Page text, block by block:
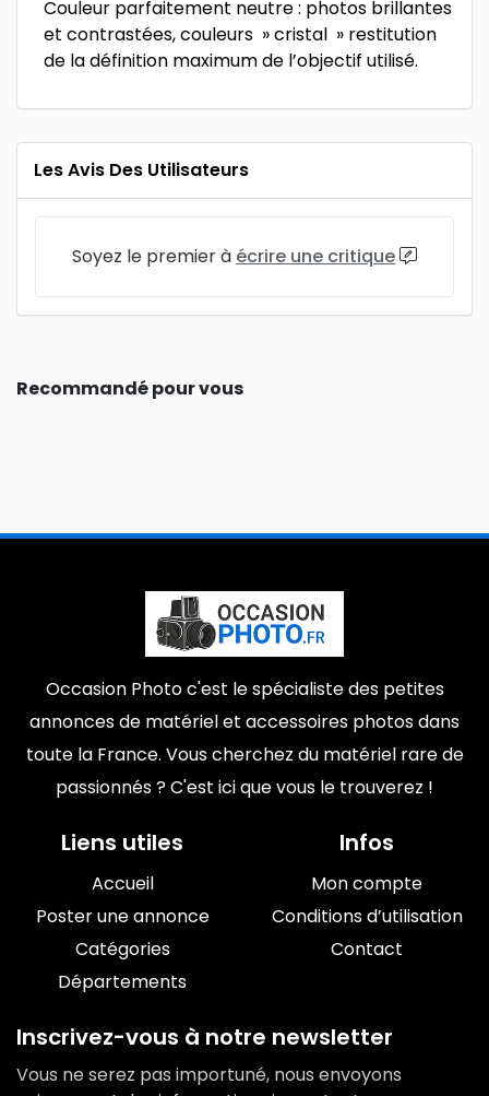
Couleur parfaitement neutre : photos brillantes
et contrastées, couleurs » cristal » restitution
de la définition maximum de l’objectif utilisé.
Les Avis Des Utilisateurs
Soyez le premier à écrire une critique
Recommandé pour vous
Occasion Photo c'est le spécialiste des petites
annonces de matériel et accessoires photos dans
toute la France. Vous cherchez du matériel rare de
passionnés ? C'est ici que vous le trouverez !
Liens utiles
Accueil
Poster une annonce
Catégories
Départements
Infos
Mon compte
Conditions d’utilisation
Contact
Inscrivez-vous à notre newsletter
Vous ne serez pas importuné, nous envoyons